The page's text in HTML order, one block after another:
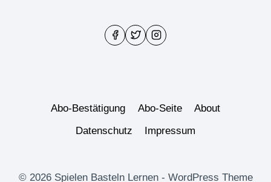
Abo-Bestätigung Abo-Seite
About
Datenschutz
Impressum
© 2026 Spielen Basteln Lernen - WordPress Theme